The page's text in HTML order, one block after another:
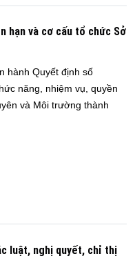
hạn và cơ cấu tổ chức Sở
hành Quyết định số
năng, nhiệm vụ, quyền
và Môi trường thành
luật, nghị quyết, chỉ thị